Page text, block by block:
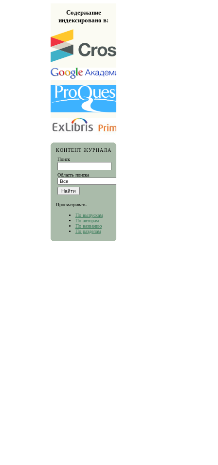
Содержание
индексировано в:
КОНТЕНТ ЖУРНАЛА
Поиск
Область поиска
Просматривать
По выпускам
По авторам
По названию
По разделам